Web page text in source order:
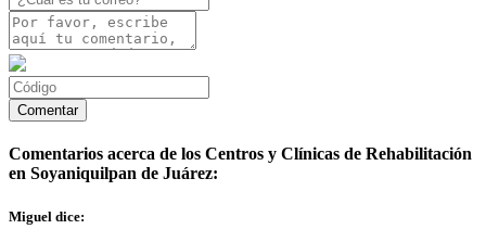
Comentarios acerca de los Centros y Clínicas de Rehabilitación
en Soyaniquilpan de Juárez:
Miguel dice: